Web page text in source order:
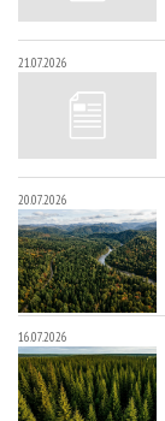
21.07.2026
20.07.2026
16.07.2026